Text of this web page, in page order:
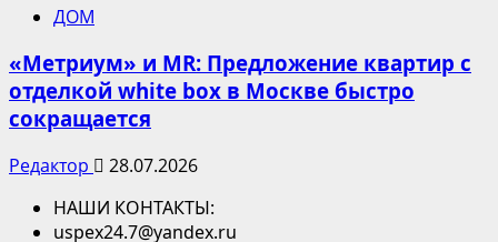
ДОМ
«Метриум» и MR: Предложение квартир с
отделкой white box в Москве быстро
сокращается
Редактор
28.07.2026
НАШИ КОНТАКТЫ:
uspex24.7@yandex.ru